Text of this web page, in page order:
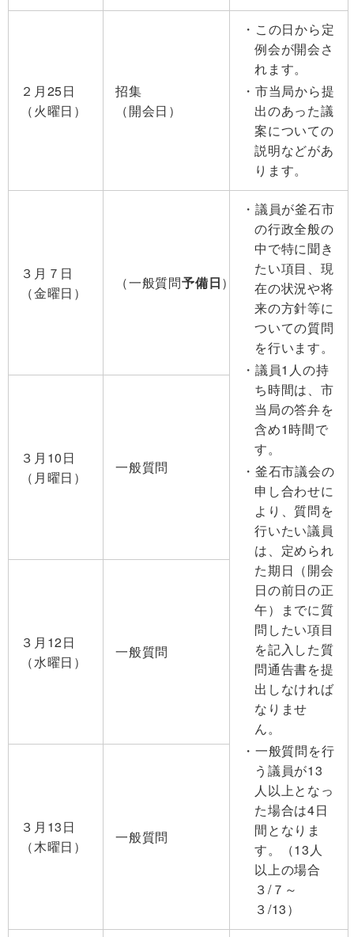
２月25日
（火曜日）
招集
（開会日）
この日から定
例会が開会さ
れます。
市当局から提
出のあった議
案についての
説明などがあ
ります。
３月７日
（金曜日）
（一般質問予備日）
議員が釜石市
の行政全般の
中で特に聞き
たい項目、現
在の状況や将
来の方針等に
ついての質問
を行います。
議員1人の持
ち時間は、市
当局の答弁を
含め1時間で
す。
釜石市議会の
申し合わせに
より、質問を
行いたい議員
は、定められ
た期日（開会
日の前日の正
午）までに質
問したい項目
を記入した質
問通告書を提
出しなければ
なりませ
ん。
一般質問を行
う議員が13
人以上となっ
た場合は4日
間となりま
す。（13人
以上の場合
３/７～
３/13）
３月10日
（月曜日）
一般質問
３月12日
（水曜日）
一般質問
３月13日
（木曜日）
一般質問